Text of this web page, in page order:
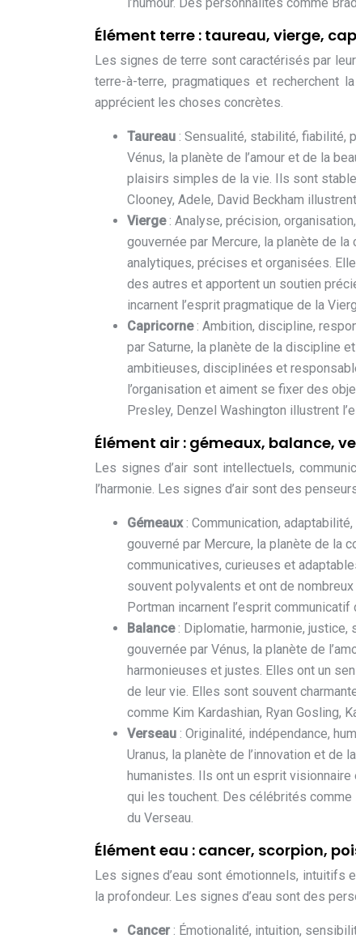
Élément terre : taureau, vierge,
Les signes de terre sont caractérisés par
terre-à-terre, pragmatiques et recherchent
apprécient les choses concrètes.
Taureau : Sensualité, stabilité, fiabilité,
Vénus, la planète de l’amour et de la
plaisirs simples de la vie. Ils sont
Clooney, Adele, David Beckham
Vierge: Analyse, précision,
gouvernée par Mercure, la planète de
analytiques, précises et organisées.
des autres et apportent un soutien
incarnent l’esprit pragmatique de la
Capricorne: Ambition, discipline,
par Saturne, la planète de la discipline
ambitieuses, disciplinées et
l’organisation et aiment se fixer des
Presley, Denzel Washington illustrent
Élément air : gémeaux, balance,
Les signes d’air sont intellectuels,
l’harmonie. Les signes d’air sont des
Gémeaux: Communication,
gouverné par Mercure, la planète de la
communicatives, curieuses et
souvent polyvalents et ont de
Portman incarnent l’esprit communicatif
Balance: Diplomatie, harmonie, justice,
gouvernée par Vénus, la planète de
harmonieuses et justes. Elles ont un
de leur vie. Elles sont souvent
comme Kim Kardashian, Ryan Gosling,
Verseau : Originalité, indépendance,
Uranus, la planète de l’innovation et
humanistes. Ils ont un esprit
qui les touchent. Des célébrités comme
du Verseau.
Élément eau : cancer, scorpion,
Les signes d’eau sont émotionnels,
la profondeur. Les signes d’eau sont des
Cancer : Émotionalité, intuition,